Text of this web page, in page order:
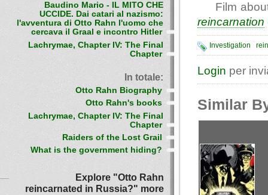
Film
reincarnation
Investigation
Login per
Similar
Baudino Mario - IL MITO CHE
UCCIDE. Dai catari al nazismo:
l'avventura di Otto Rahn l'uomo che
cercava il Graal e incontro Hitler
Lachrymae, Chapter IV: The Final
Chapter
In totale:
Otto Rahn Biography
Otto Rahn's books
Lachrymae, Chapter IV: The Final
Chapter
Raiders of the Lost Grail
What is the government hiding?
Explore "Otto Rahn
reincarnated in Russia?" more